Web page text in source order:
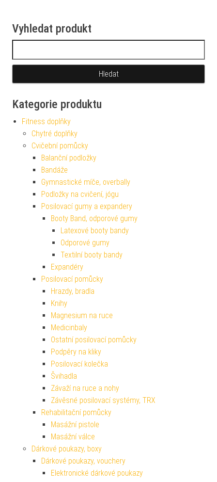
Vyhledat produkt
Kategorie produktu
Fitness doplňky
Chytré doplňky
Cvičební pomůcky
Balanční podložky
Bandáže
Gymnastické míče, overbally
Podložky na cvičení, jógu
Posilovací gumy a expandery
Booty Band, odporové gumy
Latexové booty bandy
Odporové gumy
Textilní booty bandy
Expandéry
Posilovací pomůcky
Hrazdy, bradla
Knihy
Magnesium na ruce
Medicinbaly
Ostatní posilovací pomůcky
Podpěry na kliky
Posilovací kolečka
Švihadla
Závaží na ruce a nohy
Závěsné posilovací systémy, TRX
Rehabilitační pomůcky
Masážní pistole
Masážní válce
Dárkové poukazy, boxy
Dárkové poukazy, vouchery
Elektronické dárkové poukazy